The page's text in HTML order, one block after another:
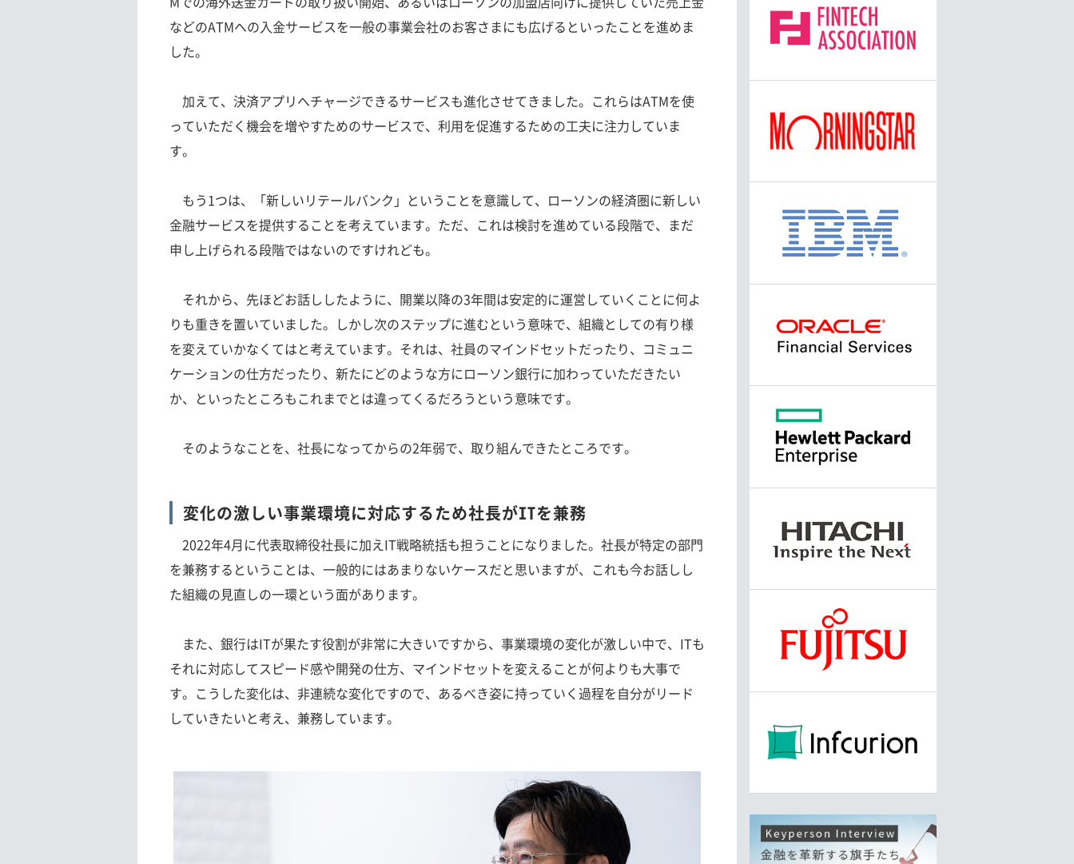
などのATMへの入金サービスを一般の事業会社のお客さまにも広げるといったことを進めま
した。
加えて、決済アプリへチャージできるサービスも進化させてきました。これらはATMを使
っていただく機会を増やすためのサービスで、利用を促進するための工夫に注力していま
す。
もう1つは、「新しいリテールバンク」ということを意識して、ローソンの経済圏に新しい
金融サービスを提供することを考えています。ただ、これは検討を進めている段階で、まだ
申し上げられる段階ではないのですけれども。
それから、先ほどお話ししたように、開業以降の3年間は安定的に運営していくことに何よ
りも重きを置いていました。しかし次のステップに進むという意味で、組織としての有り様
を変えていかなくてはと考えています。それは、社員のマインドセットだったり、コミュニ
ケーションの仕方だったり、新たにどのような方にローソン銀行に加わっていただきたい
か、といったところもこれまでとは違ってくるだろうという意味です。
そのようなことを、社長になってからの2年弱で、取り組んできたところです。
変化の激しい事業環境に対応するため社長がITを兼務
2022年4月に代表取締役社長に加えIT戦略統括も担うことになりました。社長が特定の部門
を兼務するということは、一般的にはあまりないケースだと思いますが、これも今お話しし
た組織の見直しの一環という面があります。
また、銀行はITが果たす役割が非常に大きいですから、事業環境の変化が激しい中で、ITも
それに対応してスピード感や開発の仕方、マインドセットを変えることが何よりも大事で
す。こうした変化は、非連続な変化ですので、あるべき姿に持っていく過程を自分がリード
していきたいと考え、兼務しています。